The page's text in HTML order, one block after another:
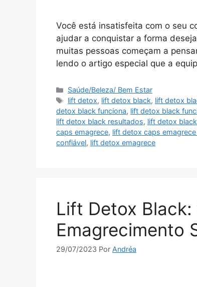
Você está insatisfeita com o seu
ajudar a conquistar a forma
muitas pessoas começam a
lendo o artigo especial que a
Categorias
Saúde/Beleza/ Bem Estar
Tags
lift detox, lift detox black, lift detox
detox black funciona, lift detox black
lift detox black resultados, lift detox
caps emagrece, lift detox caps
confiável, lift detox emagrece
Lift Detox Black:
Emagrecimento
29/07/2023 Por Andréa